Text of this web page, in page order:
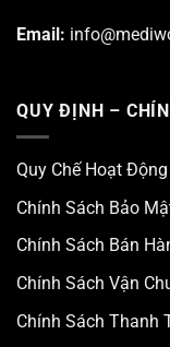
Email:
QUY ĐỊNH –
Quy Chế Hoạt Động
Chính Sách Bảo
Chính Sách Bán
Chính Sách Vận
Chính Sách Thanh